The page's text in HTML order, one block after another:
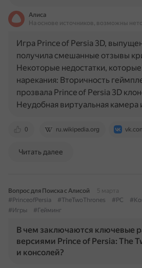
Алиса
На основе источников, возможны
0 ru.wikipedia.org
Игра Prince of Persia 3D,
получила смешанные отзывы
Некоторые недостатки,
нарекания: Вторичность
прозвала Prince of Persia 3D
Неудобная виртуальная камера
Читать далее
Вопрос для Поиска с Алисой
5 марта
#PrinceofPersia
#TheTwoThrones #PC
#Игры
#Гейминг
В чем заключаются ключевые
версиями Prince of Persia: The
и консолей?